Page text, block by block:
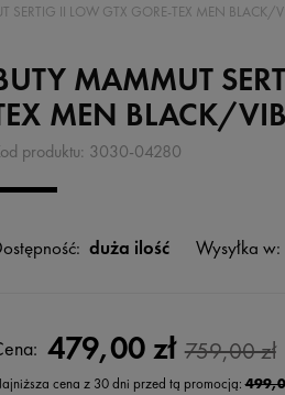
SERTIG II LOW GTX GORE-TEX MEN BLACK/
MAMMUT
MEN BLACK/
produktu: 3030-04280
duża ilość Wysyłka w:
479,00 zł 759,00 zł
cena z 30 dni przed tą promocją: